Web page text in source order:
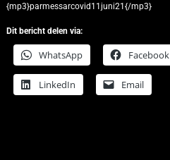
{mp3}parmessarcovid11juni21{/mp3}
Dit bericht delen via:
WhatsApp Facebook
LinkedIn Email